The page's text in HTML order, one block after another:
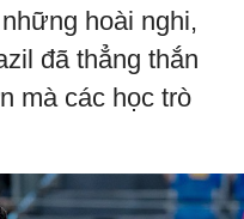
hoài nghi,
đã thẳng thắn
mà các học trò